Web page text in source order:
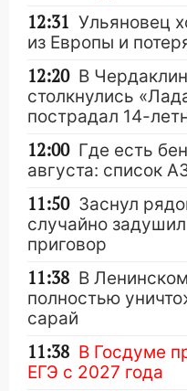
12:31 Ульяновец
из Европы и
12:20 В
столкнулись
пострадал 14-
12:00 Где есть
августа: список
11:50 Заснул
случайно
приговор
11:38 В
полностью
сарай
11:38 В Госдуме
ЕГЭ с 2027 года